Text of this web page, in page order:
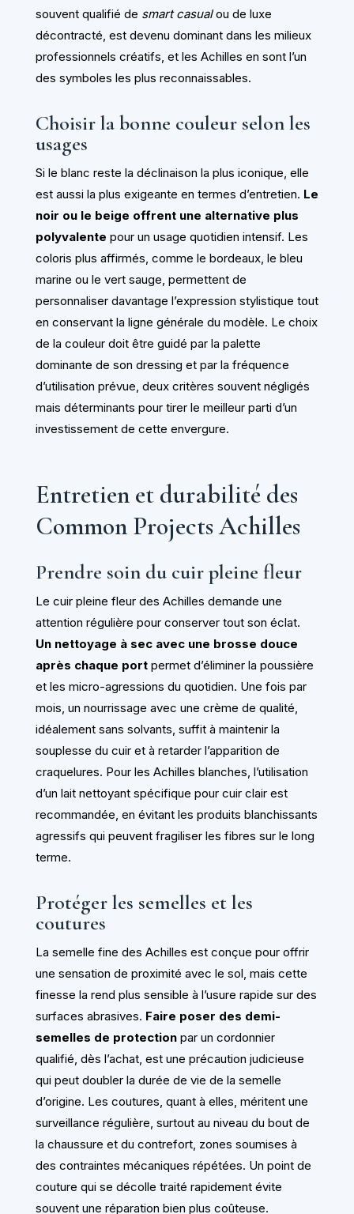
souvent qualifié de smart casualou de luxe
décontracté, est devenu dominant dans les milieux
professionnels créatifs, et les Achilles en sont l’un
des symboles les plus reconnaissables.
Choisir la bonne couleur selon les
usages
Si le blanc reste la déclinaison la plus iconique, elle
est aussi la plus exigeante en termes d’entretien. Le
noir ou le beige offrent une alternative plus
polyvalente pour un usage quotidien intensif. Les
coloris plus affirmés, comme le bordeaux, le bleu
marine ou le vert sauge, permettent de
personnaliser davantage l’expression stylistique tout
en conservant la ligne générale du modèle. Le choix
de la couleur doit être guidé par la palette
dominante de son dressing et par la fréquence
d’utilisation prévue, deux critères souvent négligés
mais déterminants pour tirer le meilleur parti d’un
investissement de cette envergure.
Entretien et durabilité des
Common Projects Achilles
Prendre soin du cuir pleine fleur
Le cuir pleine fleur des Achilles demande une
attention régulière pour conserver tout son éclat.
Un nettoyage à sec avec une brosse douce
après chaque portpermet d’éliminer la poussière
et les micro-agressions du quotidien. Une fois par
mois, un nourrissage avec une crème de qualité,
idéalement sans solvants, suffit à maintenir la
souplesse du cuir et à retarder l’apparition de
craquelures. Pour les Achilles blanches, l’utilisation
d’un lait nettoyant spécifique pour cuir clair est
recommandée, en évitant les produits blanchissants
agressifs qui peuvent fragiliser les fibres sur le long
terme.
Protéger les semelles et les
coutures
La semelle fine des Achilles est conçue pour offrir
une sensation de proximité avec le sol, mais cette
finesse la rend plus sensible à l’usure rapide sur des
surfaces abrasives. Faire poser des demi-
semelles de protectionpar un cordonnier
qualifié, dès l’achat, est une précaution judicieuse
qui peut doubler la durée de vie de la semelle
d’origine. Les coutures, quant à elles, méritent une
surveillance régulière, surtout au niveau du bout de
la chaussure et du contrefort, zones soumises à
des contraintes mécaniques répétées. Un point de
couture qui se décolle traité rapidement évite
souvent une réparation bien plus coûteuse.